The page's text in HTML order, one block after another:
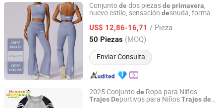
Conjuntode dos piezasde primavera,
nuevo estilo, sensación desnuda, forma
espalda, trajedeyoga, conjuntos para
correr, mujeres, transpirable,
rápido, pantalones
defitness
US$ 12,86-16,71 / Pieza
50 Piezas (MOQ)
Enviar Consulta
Hangzhou Shangyou Apparel Co., Ltd.
Zhejiang, China Desde 2022
2025 Conjuntode Ropa para Niños
Trajes Deportivos para NiñosTrajesde
Shanghai Hexuan Baby Products Co., Ltd.